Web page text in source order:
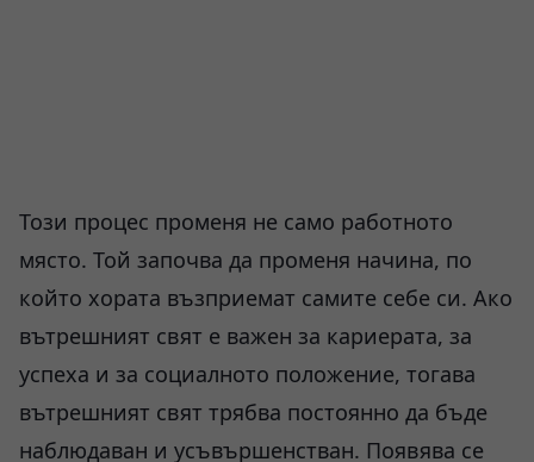
Този процес променя не само работното
място. Той започва да променя начина, по
който хората възприемат самите себе си. Ако
вътрешният свят е важен за кариерата, за
успеха и за социалното положение, тогава
вътрешният свят трябва постоянно да бъде
наблюдаван и усъвършенстван. Появява се